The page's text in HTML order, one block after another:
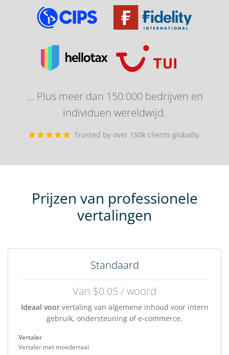
... Plus meer dan 150.000 bedrijven en
individuen wereldwijd.
Trusted by over 150k clients globally.
Prijzen van professionele
vertalingen
Standaard
Van $0.05 / woord
Ideaal voorvertaling van algemene inhoud voor intern
gebruik, ondersteuning of e-commerce.
Vertaler
Vertaler met moedertaal